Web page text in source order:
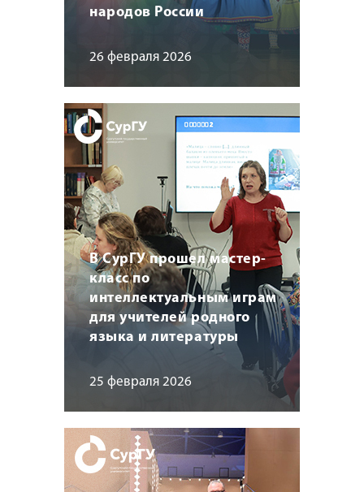
народов России
26 февраля 2026
В СурГУ прошел мастер-
класс по
интеллектуальным играм
для учителей родного
языка и литературы
25 февраля 2026